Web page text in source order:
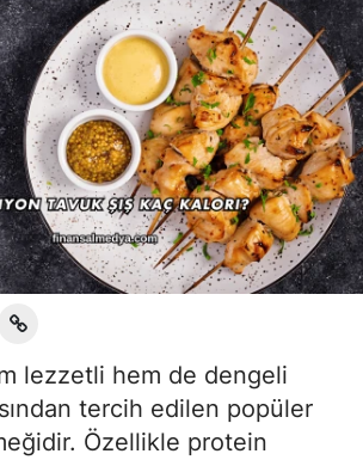
lezzetli hem de dengeli
tercih edilen popüler
Özellikle protein